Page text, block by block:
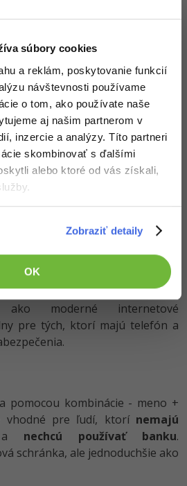
súbory cookies
a reklám, poskytovanie funkcií
návštevnosti používame
o tom, ako používate naše
aj našim partnerom v
inzercie a analýzy. Títo partneri
skombinovať s ďalšími
alebo ktoré od vás získali,
Zobraziť detaily
OK
bankovníctva. Pokiaľ naša
nastavovať. Hodí sa pre bežné
ako prihlasovací
tiež slúžiť ako jednoduché
ale tak bezpečná ako iné
služby po prihlásení cez
. Na získanie plnej identity sa často
predstavuje
najbezpečnejší
pracovať s QR kódmi a chráni
moderné internetové
pre tých, ktorí majú telefón a
pomocou kombinácie - meno +
vhodné pre ľudí, ktorí nemajú
nechcú používať banku.
schránka, ale jednoduchšie ako